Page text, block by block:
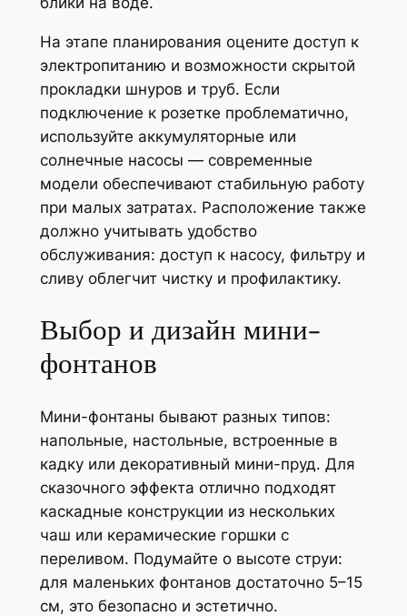
На этапе планирования оцените доступ к
электропитанию и возможности скрытой
прокладки шнуров и труб. Если
подключение к розетке проблематично,
используйте аккумуляторные или
солнечные насосы — современные
модели обеспечивают стабильную работу
при малых затратах. Расположение также
должно учитывать удобство
обслуживания: доступ к насосу, фильтру и
сливу облегчит чистку и профилактику.
Выбор и дизайн мини-
фонтанов
Мини-фонтаны бывают разных типов:
напольные, настольные, встроенные в
кадку или декоративный мини-пруд. Для
сказочного эффекта отлично подходят
каскадные конструкции из нескольких
чаш или керамические горшки с
переливом. Подумайте о высоте струи:
для маленьких фонтанов достаточно 5–15
см, это безопасно и эстетично.